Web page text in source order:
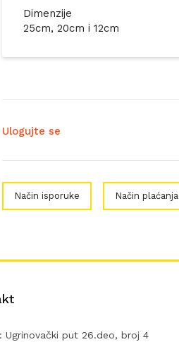
Dimenzije
25cm, 20cm i 12cm
Ulogujte se
Način isporuke Način plaćanja
Ugrinovački put 26.deo, broj 4